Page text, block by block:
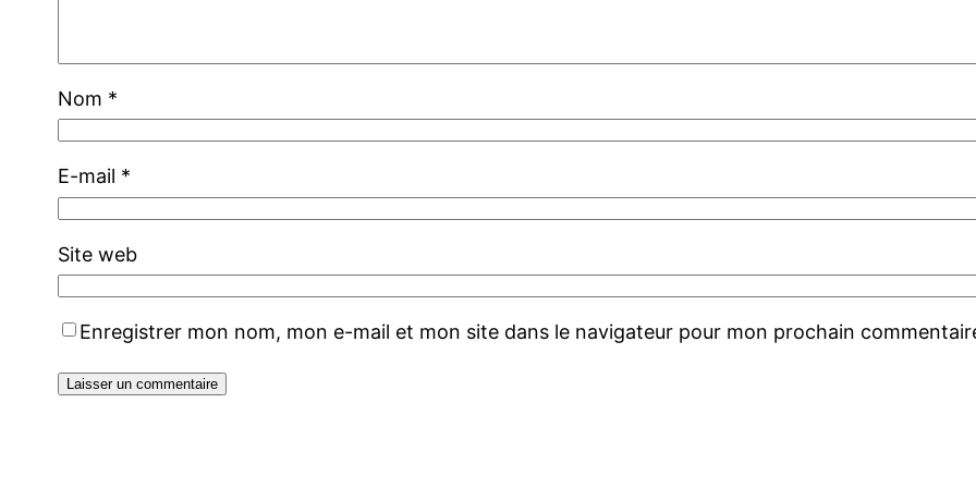
Nom *
E-mail *
Site web
Enregistrer mon nom, mon e-mail et mon site dans le navigateur pour mon prochain